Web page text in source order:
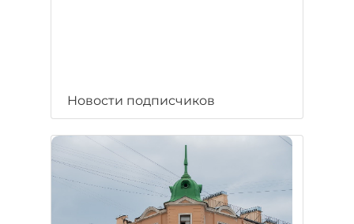
Новости подписчиков